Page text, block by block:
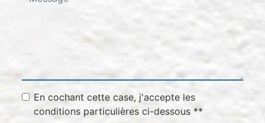
En cochant cette case, j'accepte les
conditions particulières ci-dessous **